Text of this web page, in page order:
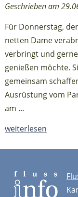
Geschrieben am
Für Donnerstag,
netten Dame
verbringt und
genießen möchte.
gemeinsam
Ausrüstung vom
am ...
weiterlesen